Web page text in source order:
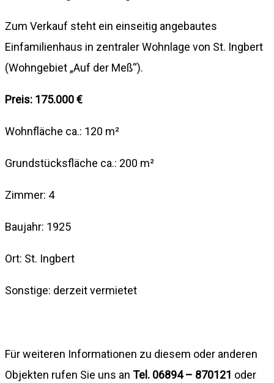
Zum Verkauf steht ein einseitig angebautes
Einfamilienhaus in zentraler Wohnlage von St. Ingbert
(Wohngebiet „Auf der Meß“).
Preis: 175.000 €
Wohnfläche ca.: 120 m²
Grundstücksfläche ca.: 200 m²
Zimmer: 4
Baujahr: 1925
Ort: St. Ingbert
Sonstige: derzeit vermietet
Für weiteren Informationen zu diesem oder anderen
Objekten rufen Sie uns an Tel. 06894 – 870121 oder